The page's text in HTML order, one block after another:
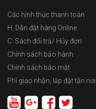
Các hình thức thanh toán
H. Dẫn đặt hàng Online
C. Sách đổi trả/ Hủy đơn
Chính sách bảo hành
Chính sách bảo mật
Phí giao nhận, lắp đặt tận nơi.